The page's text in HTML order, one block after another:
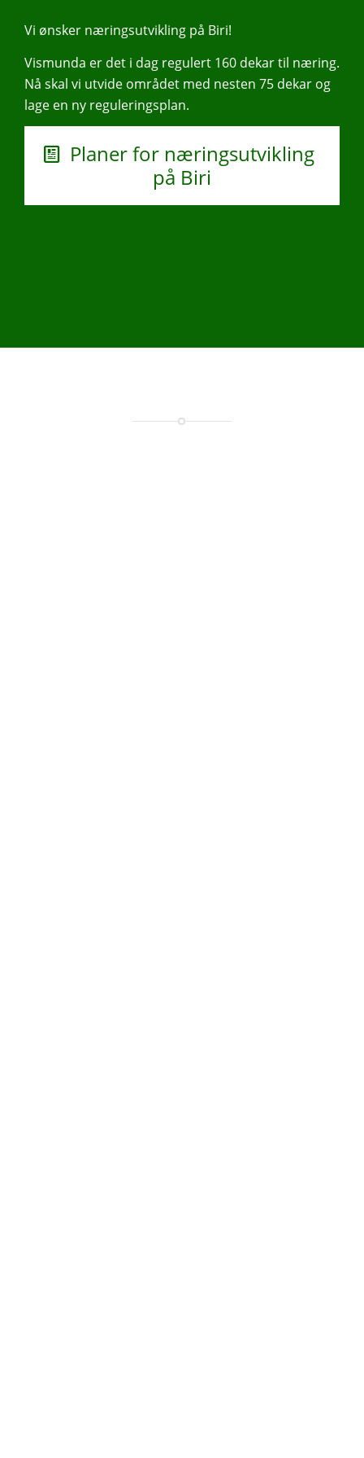
Vi ønsker næringsutvikling på Biri!
Vismunda er det i dag regulert 160 dekar til næring.
Nå skal vi utvide området med nesten 75 dekar og
lage en ny reguleringsplan.
Planer for næringsutvikling
på Biri